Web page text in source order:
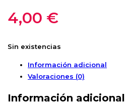
4,00 €
Sin existencias
Información adicional
Valoraciones (0)
Información adicional